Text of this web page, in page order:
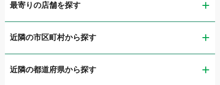
最寄りの店舗を探す
ガリバー富山店
ガリバー車検 富山店
近隣の市区町村から探す
富山市
近隣の都道府県から探す